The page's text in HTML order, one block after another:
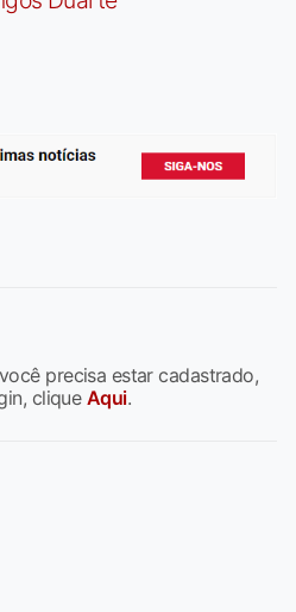
precisa estar cadastrado,
clique Aqui.